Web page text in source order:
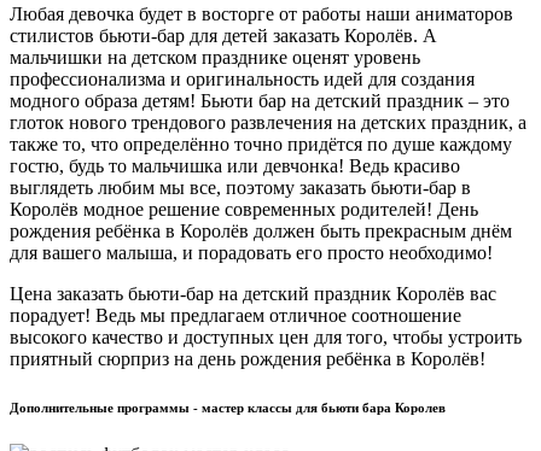
Любая девочка будет в восторге от работы наши аниматоров
стилистов бьюти-бар для детей заказать Королёв. А
мальчишки на детском празднике оценят уровень
профессионализма и оригинальность идей для создания
модного образа детям! Бьюти бар на детский праздник – это
глоток нового трендового развлечения на детских праздник, а
также то, что определённо точно придётся по душе каждому
гостю, будь то мальчишка или девчонка! Ведь красиво
выглядеть любим мы все, поэтому заказать бьюти-бар в
Королёв модное решение современных родителей! День
рождения ребёнка в Королёв должен быть прекрасным днём
для вашего малыша, и порадовать его просто необходимо!
Цена заказать бьюти-бар на детский праздник Королёв вас
порадует! Ведь мы предлагаем отличное соотношение
высокого качество и доступных цен для того, чтобы устроить
приятный сюрприз на день рождения ребёнка в Королёв!
Дополнительные программы - мастер классы для бьюти бара Королев